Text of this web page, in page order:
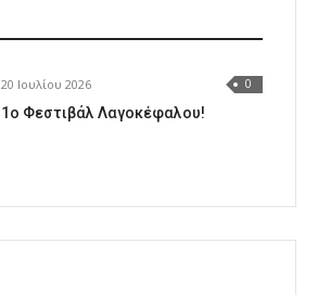
20 Ιουλίου 2026 0
1o Φεστιβάλ Λαγοκέφαλου!